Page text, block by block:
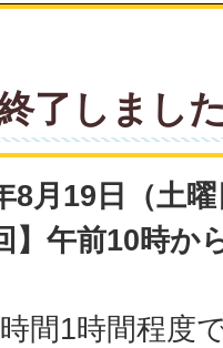
了しまし
8月19日（土
】午前10時か
時間1時間程度